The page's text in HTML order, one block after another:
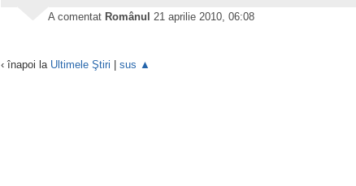
A comentat Românul 21 aprilie 2010, 06:08
‹ înapoi la Ultimele Ştiri sus ▲